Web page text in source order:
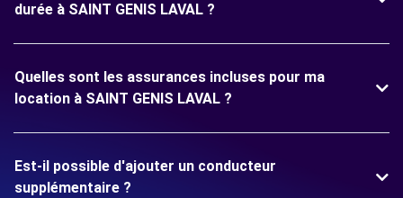
durée à SAINT GENIS LAVAL ?
Quelles sont les assurances incluses pour ma
location à SAINT GENIS LAVAL ?
Est-il possible d'ajouter un conducteur
supplémentaire ?